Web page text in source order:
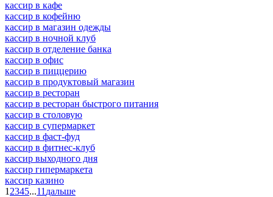
кассир в кафе
кассир в кофейню
кассир в магазин одежды
кассир в ночной клуб
кассир в отделение банка
кассир в офис
кассир в пиццерию
кассир в продуктовый магазин
кассир в ресторан
кассир в ресторан быстрого питания
кассир в столовую
кассир в супермаркет
кассир в фаст-фуд
кассир в фитнес-клуб
кассир выходного дня
кассир гипермаркета
кассир казино
1 2345...11 дальше